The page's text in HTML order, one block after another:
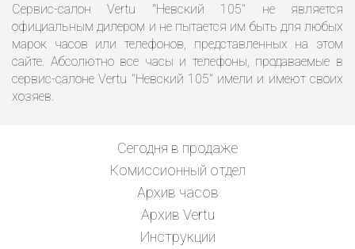
Сервис-салон Vertu "Невский 105" не является
официальным дилером и не пытается им быть для любых
марок часов или телефонов, представленных на этом
сайте. Абсолютно все часы и телефоны, продаваемые в
сервис-салоне Vertu "Невский 105" имели и имеют своих
хозяев.
Сегодня в продаже
Комиссионный отдел
Архив часов
Архив Vertu
Инструкции